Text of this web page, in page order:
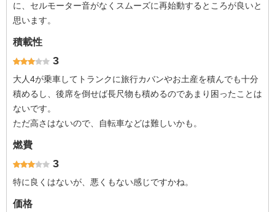
に、セルモーター音がなくスムーズに再始動するところが良いと
思います。
積載性
3
大人4が乗車してトランクに旅行カバンやお土産を積んでも十分
積めるし、後席を倒せば長尺物も積めるのであまり困ったことは
ないです。
ただ高さはないので、自転車などは難しいかも。
燃費
3
特に良くはないが、悪くもない感じですかね。
価格